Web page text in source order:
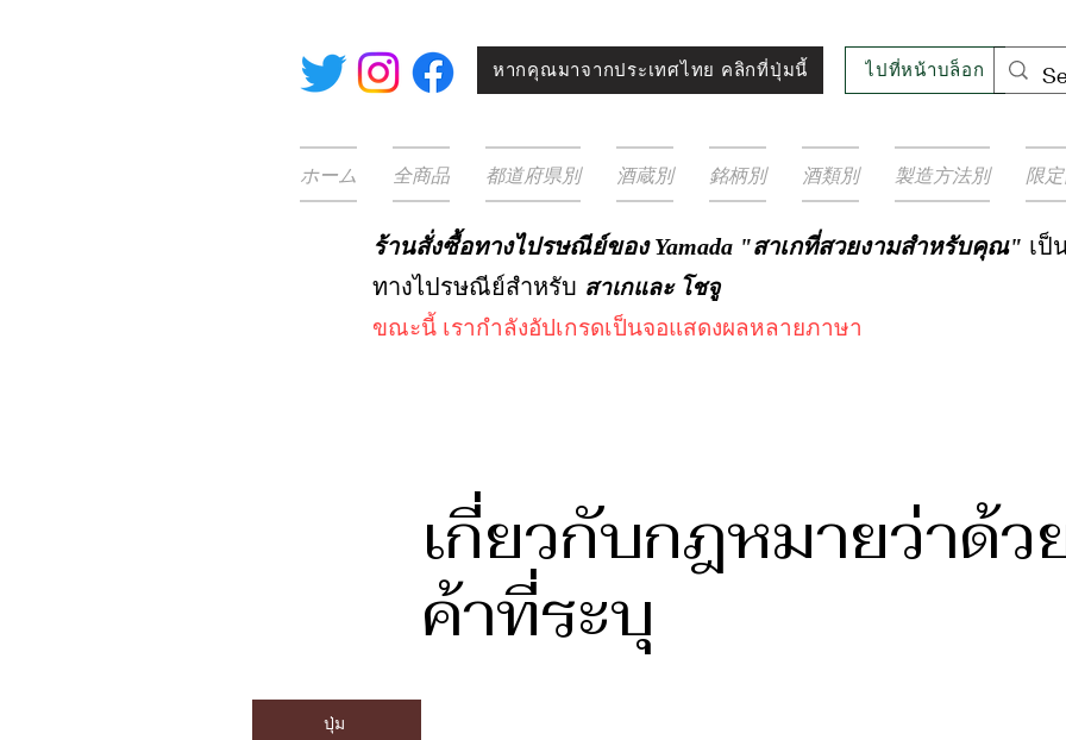
หากคุณมาจากประเทศไทย คลิกที่ปุ่มนี้ ไปที่หน้าบล็อก
ホーム 全商品 都道府県別 酒蔵別 銘柄別 酒類別 製造方法別 限
ร้านสั่งซื้อทางไปรษณีย์ของ Yamada "สาเกที่สวยงามสำหรับคุณ" เป็
ทางไปรษณีย์สำหรับ สาเกและ โชจู
ขณะนี้ เรากำลังอัปเกรดเป็นจอแสดงผลหลายภาษา
เกี่ยวกับกฎหมายว่าด้ว
ค้าที่ระบุ
ปุ่ม